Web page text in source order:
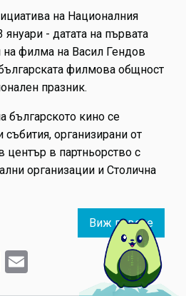
на Националния
- датата на първата
филма на Васил Гендов
филмова общност
празник.
българското кино се
събития, организирани от
в партньорство с
организации и Столична
Виж повече
Ден
на
Messenger